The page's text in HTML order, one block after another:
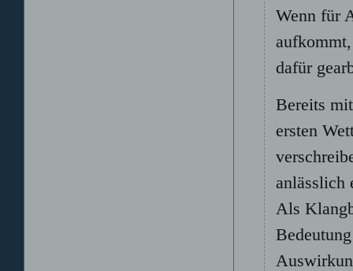
Wenn für
dafür
Bereits
ersten
anlässlich
Als